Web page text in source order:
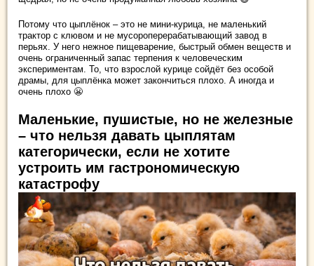
Потому что цыплёнок – это не мини-курица, не маленький
трактор с клювом и не мусороперерабатывающий завод в
перьях. У него нежное пищеварение, быстрый обмен веществ и
очень ограниченный запас терпения к человеческим
экспериментам. То, что взрослой курице сойдёт без особой
драмы, для цыплёнка может закончиться плохо. А иногда и
очень плохо 😬
Маленькие, пушистые, но не железные
– что нельзя давать цыплятам
категорически, если не хотите
устроить им гастрономическую
катастрофу